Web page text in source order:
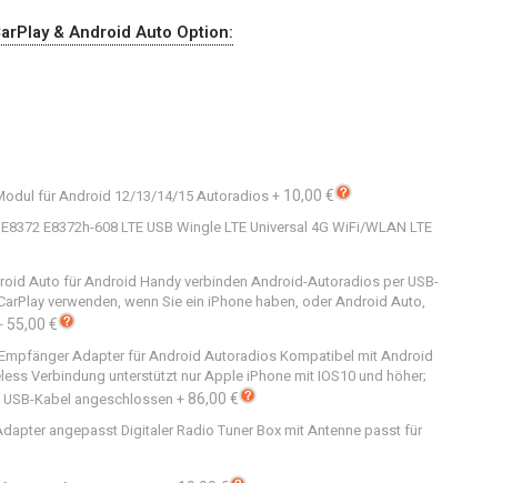
& Android Auto Option:
für Android 12/13/14/15 Autoradios+ 10,00 €
E8372h-608 LTE USB Wingle LTE Universal 4G WiFi/WLAN LTE
Auto für Android Handy verbinden Android-Autoradios per USB-
verwenden, wenn Sie ein iPhone haben, oder Android Auto,
55,00 €
Adapter für Android Autoradios Kompatibel mit Android
Verbindung unterstützt nur Apple iPhone mit IOS10 und höher;
Kabel angeschlossen + 86,00 €
angepasst Digitaler Radio Tuner Box mit Antenne passt für